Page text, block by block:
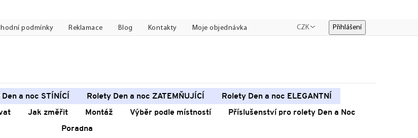
podmínky Reklamace Blog Kontakty Moje objednávka CZK Přihlášení
a noc STÍNÍCÍ Rolety Den a noc ZATEMŇUJÍCÍ
Rolety Den a noc ELEGANTNÍ
Jak změřit Montáž Výběr podle místností
Příslušenství pro rolety Den a Noc
Poradna